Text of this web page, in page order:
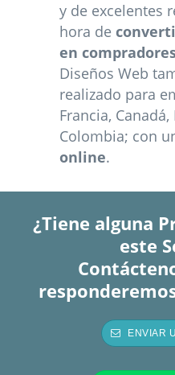
y de excelentes
hora de
en
Diseños Web
realizado para
Francia,
Colombia; con
online.
¿Tiene alguna
este